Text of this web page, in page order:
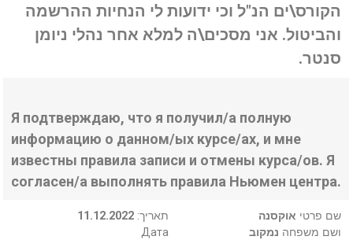
הקורס\ים הנ"ל וכי ידועות לי הנחיות ההרשמה
והביטול. אני מסכים\ה למלא אחר נהלי ניומן
סנטר.
Я подтверждаю, что я получил/а полную
информацию о данном/ых курсе/ах, и мне
известны правила записи и отмены курса/ов. Я
согласен/а выполнять правила Ньюмен центра.
11.12.2022 :תאריך
Дата
שם פרטי אוקסנה
ושם משפחה נמקוב